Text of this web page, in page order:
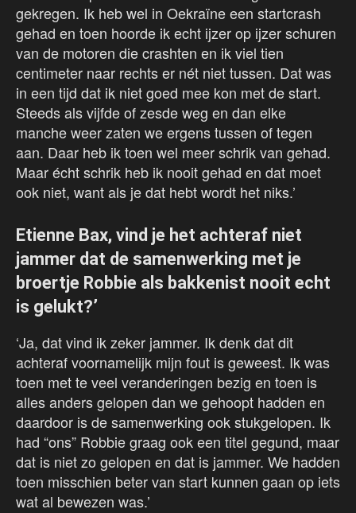
gekregen. Ik heb wel in Oekraïne een startcrash
gehad en toen hoorde ik echt ijzer op ijzer schuren
van de motoren die crashten en ik viel tien
centimeter naar rechts er nét niet tussen. Dat was
in een tijd dat ik niet goed mee kon met de start.
Steeds als vijfde of zesde weg en dan elke
manche weer zaten we ergens tussen of tegen
aan. Daar heb ik toen wel meer schrik van gehad.
Maar écht schrik heb ik nooit gehad en dat moet
ook niet, want als je dat hebt wordt het niks.’
Etienne Bax, vind je het achteraf niet
jammer dat de samenwerking met je
broertje Robbie als bakkenist nooit echt
is gelukt?’
‘Ja, dat vind ik zeker jammer. Ik denk dat dit
achteraf voornamelijk mijn fout is geweest. Ik was
toen met te veel veranderingen bezig en toen is
alles anders gelopen dan we gehoopt hadden en
daardoor is de samenwerking ook stukgelopen. Ik
had “ons” Robbie graag ook een titel gegund, maar
dat is niet zo gelopen en dat is jammer. We hadden
toen misschien beter van start kunnen gaan op iets
wat al bewezen was.’